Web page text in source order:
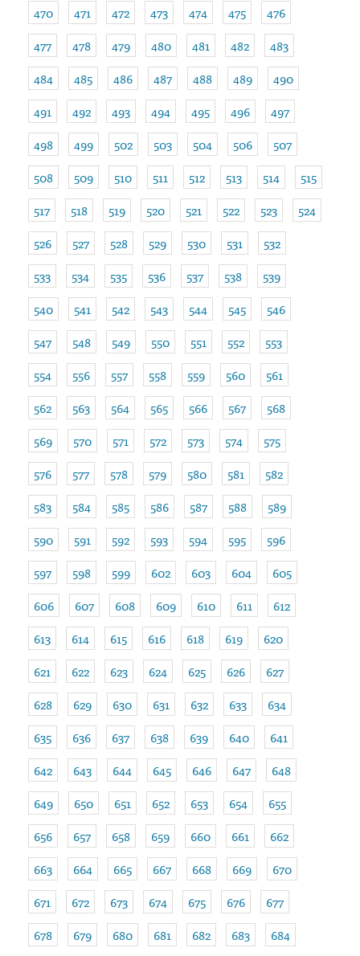
470 471 472 473 474 475
476
477
478 479 480 481 482
483
484
485 486 487 488 489
490
491
492 493 494 495 496
497
498
499 502 503 504 506
507
508
509 510 511 512 513 514
515
517
518 519 520 521 522 523
524
526
527 528 529 530 531
532
533
534 535 536 537 538
539
540
541 542 543 544 545
546
547
548 549 550 551 552
553
554
556 557 558 559 560
561
562
563 564 565 566 567
568
569
570 571 572 573 574
575
576
577 578 579 580 581
582
583
584 585 586 587 588
589
590
591 592 593 594 595
596
597
598 599 602 603 604
605
606
607 608 609 610 611
612
613
614 615 616 618 619
620
621
622 623 624 625 626
627
628
629 630 631 632 633
634
635
636 637 638 639 640
641
642
643 644 645 646 647
648
649
650 651 652 653 654
655
656
657 658 659 660 661
662
663
664 665 667 668 669
670
671
672 673 674 675 676
677
678
679 680 681 682 683
684